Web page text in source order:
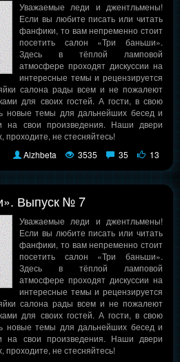
Уважаемые леди и джентльмены!
Если вы любите писать или читать
фанфики, то вам непременно стоит
посетить салон «Три баньши».
Здесь в тёплой ламповой
атмосфере проходят дискуссии на
интересные темы и рецензируется
салона рады всем и не пожалеют
для своих гостей. А гости, в свою
новые темы для дальнейших бесед и
на свои произведения. Наши двери
не стесняйтесь!
Alzhbeta
3535 35 13
Выпуск № 7
Уважаемые леди и джентльмены!
Если вы любите писать или читать
фанфики, то вам непременно стоит
посетить салон «Три баньши».
Здесь в тёплой ламповой
атмосфере проходят дискуссии на
интересные темы и рецензируется
салона рады всем и не пожалеют
для своих гостей. А гости, в свою
новые темы для дальнейших бесед и
на свои произведения. Наши двери
не стесняйтесь!